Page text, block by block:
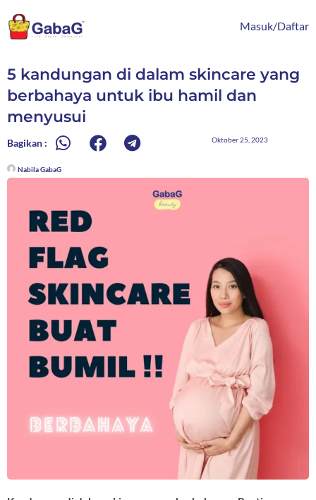
ke
konten
Masuk/Daftar
5 kandungan di dalam skincare yang
berbahaya untuk ibu hamil dan
menyusui
Bagikan : Oktober 25, 2023
Nabila GabaG